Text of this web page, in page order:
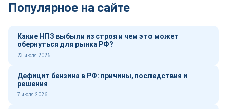
Популярное на сайте
Какие НПЗ выбыли из строя и чем это может
обернуться для рынка РФ?
23 июля 2026
Дефицит бензина в РФ: причины, последствия и
решения
7 июля 2026